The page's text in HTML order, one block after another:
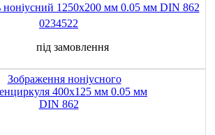
1250x200 мм 0.05 мм DIN 862
0234522
під замовлення